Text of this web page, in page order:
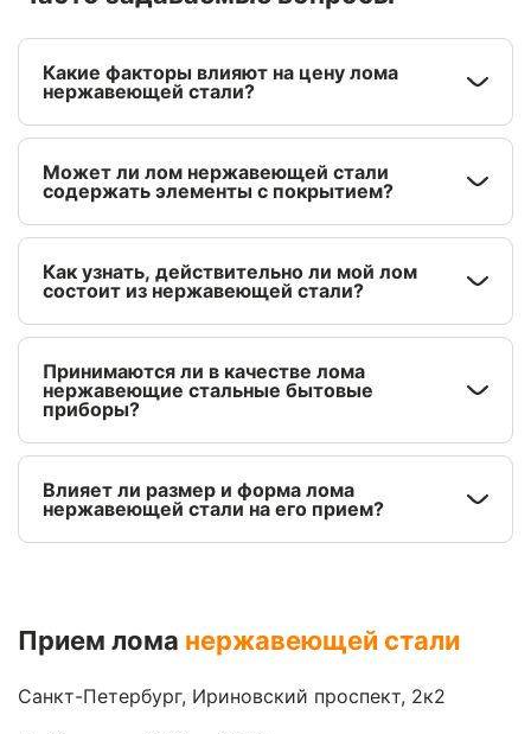
Какие факторы влияют на цену лома
нержавеющей стали?
Может ли лом нержавеющей стали
содержать элементы с покрытием?
Как узнать, действительно ли мой лом
состоит из нержавеющей стали?
Принимаются ли в качестве лома
нержавеющие стальные бытовые
приборы?
Влияет ли размер и форма лома
нержавеющей стали на его прием?
Прием лома нержавеющей стали
Санкт-Петербург, Ириновский проспект, 2к2